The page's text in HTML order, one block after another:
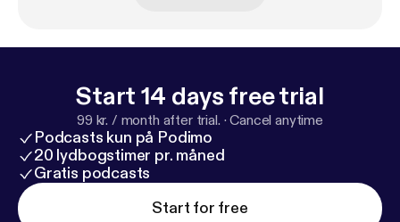
Start 14 days free trial
99 kr. / month after trial. ·Cancel anytime
Podcasts kun på Podimo
20 lydbogstimer pr. måned
Gratis podcasts
Start for free